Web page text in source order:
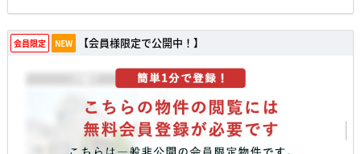
会員限定 NEW 【会員様限定で公開中！】